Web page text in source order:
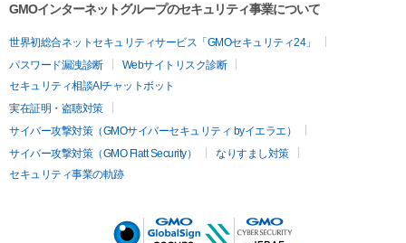
GMOインターネットグループのセキュリティ事業について
世界初総合ネットセキュリティサービス「GMOセキュリティ24」
パスワード漏洩診断
Webサイトリスク診断
セキュリティ相談AIチャットボット
実在証明・盗聴対策
サイバー攻撃対策（GMOサイバーセキュリティ byイエラエ）
サイバー攻撃対策（GMO Flatt Security）
なりすまし対策
セキュリティ事業の軌跡